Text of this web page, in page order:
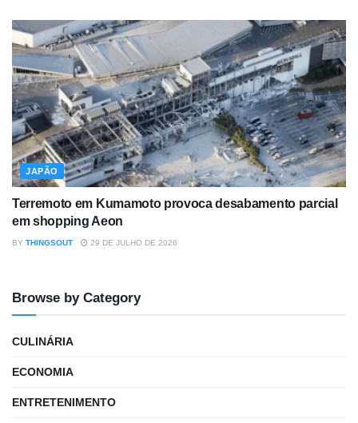
JAPÃO
Terremoto em Kumamoto provoca desabamento parcial
em shopping Aeon
BY THINGSOUT 29 DE JULHO DE 2026
Browse by Category
CULINÁRIA
ECONOMIA
ENTRETENIMENTO